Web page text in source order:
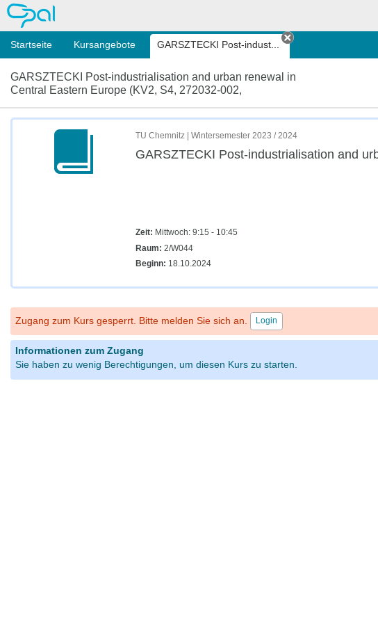
OPAL
Startseite Kursangebote GARSZTECKI Post-indust...
Tab schließen
GARSZTECKI Post-industrialisation and urban renewal in
Central Eastern Europe (KV2, S4, 272032-002,
TU Chemnitz | Wintersemester 2023 / 2024
GARSZTECKI Post-industrialisation and
Zeit: Mittwoch: 9:15 - 10:45
Raum: 2/W044
Beginn: 18.10.2024
Zugang zum Kurs gesperrt. Bitte melden Sie sich an. Login
Informationen zum Zugang
Sie haben zu wenig Berechtigungen, um diesen Kurs zu starten.